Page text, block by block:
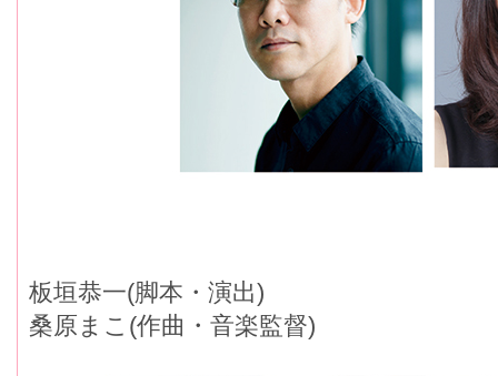
板垣恭一(脚本・演出)
桑原まこ(作曲・音楽監督)